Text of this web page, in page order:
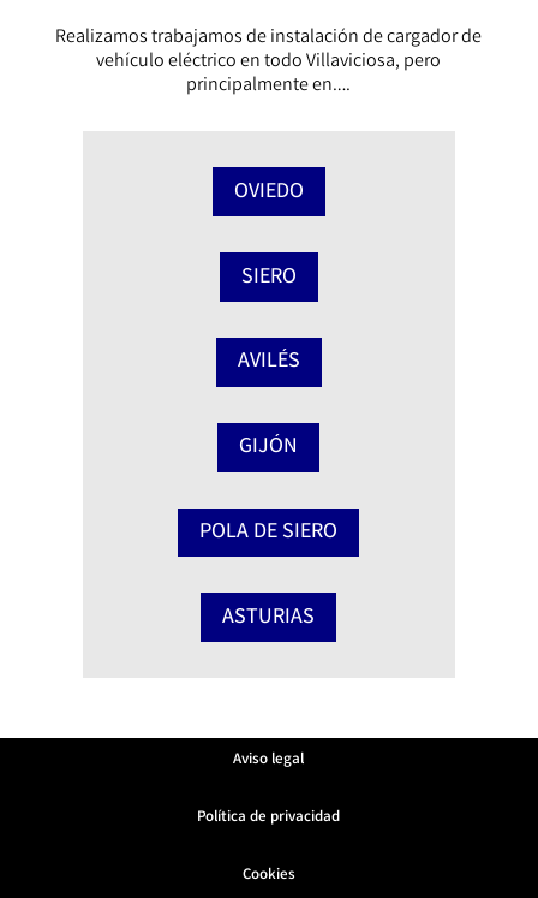
Realizamos trabajamos de instalación de cargador de
vehículo eléctrico en todo Villaviciosa, pero
principalmente en….
OVIEDO
SIERO
AVILÉS
GIJÓN
POLA DE SIERO
ASTURIAS
Aviso legal
Política de privacidad
Cookies